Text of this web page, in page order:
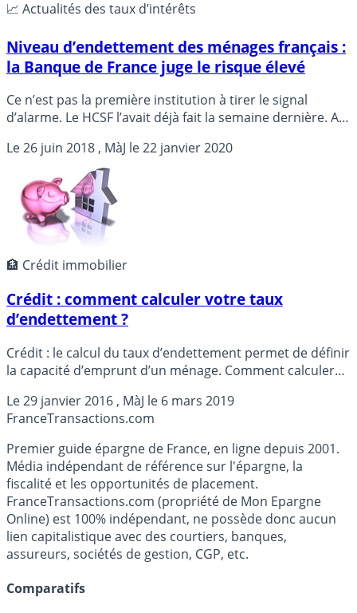
📈 Actualités des taux d’intérêts
Niveau d’endettement des ménages français :
la Banque de France juge le risque élevé
Ce n’est pas la première institution à tirer le signal
d’alarme. Le HCSF l’avait déjà fait la semaine dernière. A
continuent de s’endetter largement. L’endettement
progresse rapidement depuis 2016, à contre-pied du
contexte économique. La faiblesse artificielle des taux
d’intérêts en France, un risque de double-lame...
Le26 juin 2018, MàJ le22 janvier 2020
🏦 Crédit immobilier
Crédit : comment calculer votre taux
d’endettement ?
Crédit : le calcul du taux d’endettement permet de définir
la capacité d’emprunt d’un ménage. Comment calculer
Le29 janvier 2016 , MàJ le 6 mars 2019
FranceTransactions.com
Premier guide épargne de France, en ligne depuis 2001.
Média indépendant de référence sur l'épargne, la
fiscalité et les opportunités de placement.
FranceTransactions.com (propriété de Mon Epargne
Online) est 100% indépendant, ne possède donc aucun
lien capitalistique avec des courtiers, banques,
assureurs, sociétés de gestion, CGP, etc.
Comparatifs